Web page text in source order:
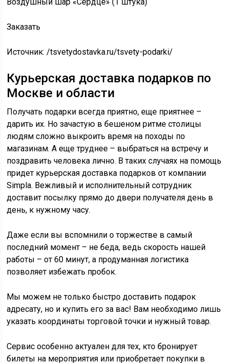
Заказать
Источник:/tsvetydostavka.ru/tsvety-podarki/
Курьерская доставка подарков по
Москве и области
Получать подарки всегда приятно, еще приятнее –
дарить их. Но зачастую в бешеном ритме столицы
людям сложно выкроить время на походы по
магазинам. А еще труднее – выбраться на встречу и
поздравить человека лично. В таких случаях на помощь
придет курьерская доставка подарков от компании
Simpla. Вежливый и исполнительный сотрудник
доставит посылку прямо до двери получателя день в
день, к нужному часу.
Даже если вы вспомнили о торжестве в самый
последний момент – не беда, ведь скорость нашей
работы – от 60 минут, а продуманная логистика
позволяет избежать пробок.
Мы можем не только быстро доставить подарок
адресату, но и купить его за вас! Вам необходимо лишь
указать координаты торговой точки и нужный товар.
Сервис особенно актуален для тех, кто бронирует
билеты на мероприятия или приобретает покупки в